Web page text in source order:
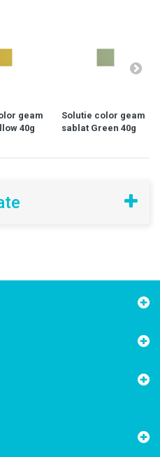
geam
40g
Solutie color geam
sablat Green 40g